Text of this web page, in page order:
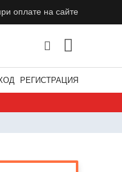
оплате на сайте
РЕГИСТРАЦИЯ